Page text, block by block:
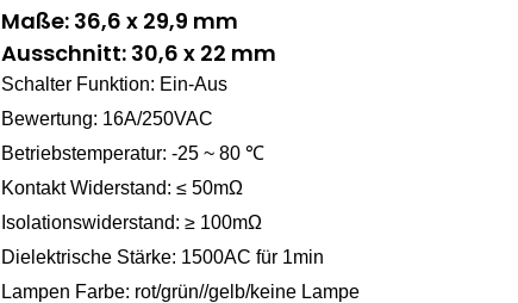
Maße: 36,6 x 29,9 mm
Ausschnitt: 30,6 x 22 mm
Schalter Funktion: Ein-Aus
Bewertung: 16A/250VAC
Betriebstemperatur: -25 ~ 80 ℃
Kontakt Widerstand: ≤ 50mΩ
Isolationswiderstand: ≥ 100mΩ
Dielektrische Stärke: 1500AC für 1min
Lampen Farbe: rot/grün//gelb/keine Lampe